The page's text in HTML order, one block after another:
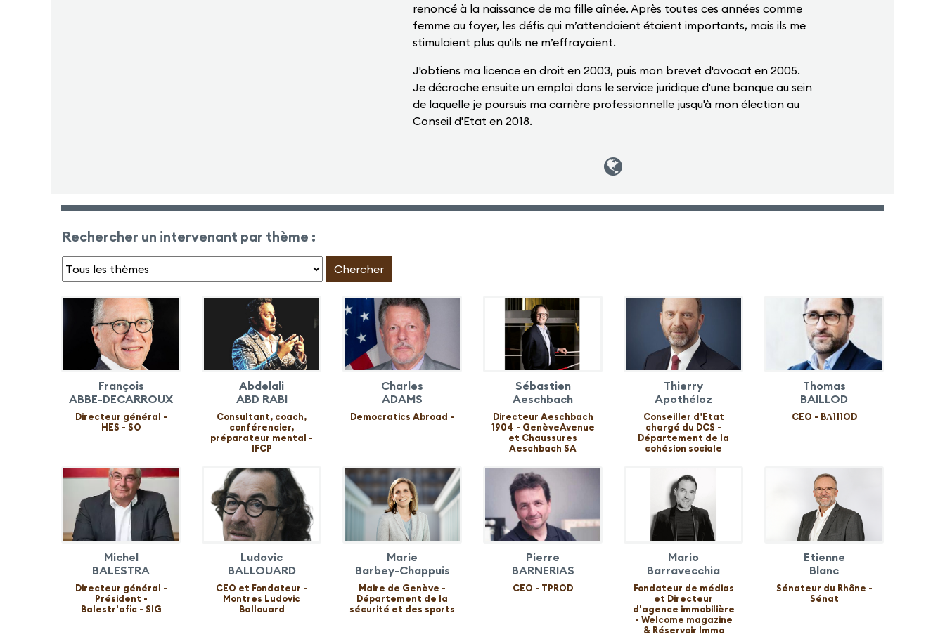
renoncé à la naissance de ma fille aînée. Après toutes ces années comme
femme au foyer, les défis qui m’attendaient étaient importants, mais ils me
stimulaient plus qu'ils ne m’effrayaient.
J'obtiens ma licence en droit en 2003, puis mon brevet d'avocat en 2005.
Je décroche ensuite un emploi dans le service juridique d'une banque au sein
de laquelle je poursuis ma carrière professionnelle jusqu'à mon élection au
Conseil d'Etat en 2018.
Rechercher un intervenant par thème :
François
ABBE-DECARROUX
Directeur général -
HES - SO
Abdelali
ABD RABI
Consultant, coach,
conférencier,
préparateur mental -
IFCP
Charles
ADAMS
Democratics Abroad -
Sébastien
Aeschbach
Directeur Aeschbach
1904 - GenèveAvenue
et Chaussures
Aeschbach SA
Thierry
Apothéloz
Conseiller d’Etat
chargé du DCS -
Département de la
cohésion sociale
Thomas
BAILLOD
CEO - BɅ111OD
Michel
BALESTRA
Directeur général -
Président -
Balestr'afic - SIG
Ludovic
BALLOUARD
CEO et Fondateur -
Montres Ludovic
Ballouard
Marie
Barbey-Chappuis
Maire de Genève -
Département de la
sécurité et des sports
Pierre
BARNERIAS
CEO - TPROD
Mario
Barravecchia
Fondateur de médias
et Directeur
d'agence immobilière
- Welcome magazine
& Réservoir Immo
Etienne
Blanc
Sénateur du Rhône -
Sénat